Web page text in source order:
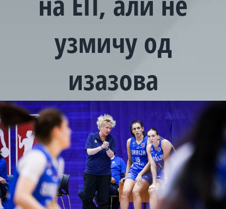
узмичу од
изазова
View
Larger
Image